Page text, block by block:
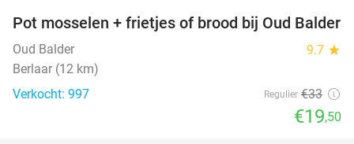
41%
Pot mosselen + frietjes of brood bij Oud Balder
Oud Balder 9.7 star
Berlaar (12 km)
Verkocht: 997
Regulier €33
€19,50